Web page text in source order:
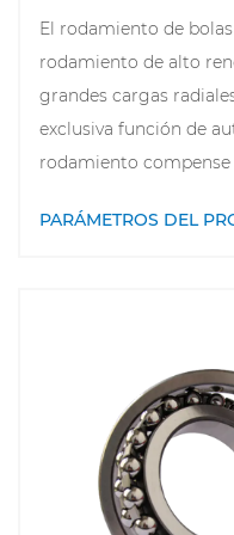
El rodamiento de
rodamiento de alto
grandes cargas
exclusiva función de
rodamiento
característica mejora
desplazamiento axial
funcionamiento. Esta
ampliamente en
agrícola, automóviles
estructura simple,
PARÁMETROS DEL